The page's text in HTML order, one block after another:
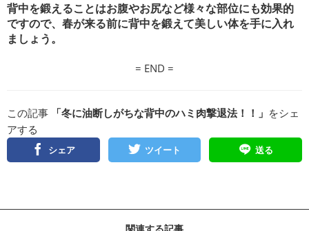
背中を鍛えることはお腹やお尻など様々な部位にも効果的
ですので、春が来る前に背中を鍛えて美しい体を手に入れ
ましょう。
= END =
この記事 「冬に油断しがちな背中のハミ肉撃退法！！」 をシェ
アする
シェア ツイート 送る